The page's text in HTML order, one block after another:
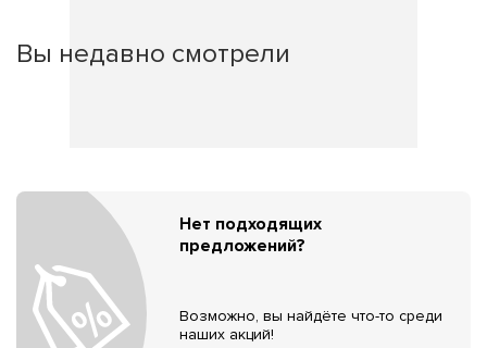
Вы недавно смотрели
Нет подходящих
предложений?
Возможно, вы найдёте что-то среди
наших акций!